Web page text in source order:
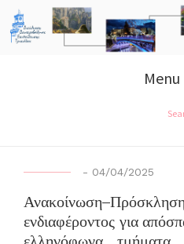
Menu
- 04/04/2025
ενδιαφέροντος για